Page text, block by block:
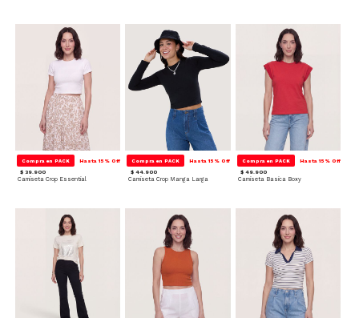
Compra en PACK Hasta 15% Off
$ 39.900
Camiseta Crop Essential
Compra en PACK Hasta 15% Off
$ 44.900
Camiseta Crop Manga Larga
Compra en PACK Hasta 15% Off
$ 49.900
Camiseta Basica Boxy